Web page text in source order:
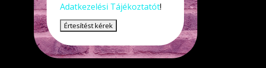
Adatkezelési Tájékoztatót!